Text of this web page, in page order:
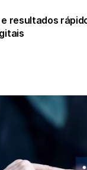
resultados